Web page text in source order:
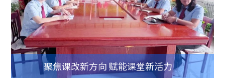
聚焦课改新方向 赋能课堂新活力｜